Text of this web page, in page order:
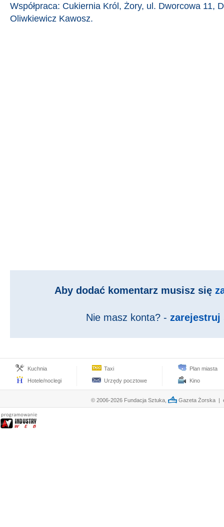
Współpraca: Cukiernia Król, Żory, ul. Dworcowa 11,
Oliwkiewicz Kawosz.
Aby dodać komentarz musisz się
Nie masz konta? - zarejestruj
Kuchnia
Hotele/noclegi
Taxi
Urzędy pocztowe
Plan miasta
Kino
© 2006-2026 Fundacja Sztuka, Gazeta Żorska |